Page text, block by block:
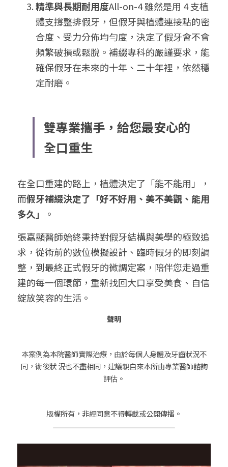
精準與長期耐用度All-on-4 雖然是用 4 支植
體支撐整排假牙，但假牙與植體連接點的密
合度、受力分佈均勻度，決定了假牙會不會
頻繁破損或鬆脫。補綴專科的嚴謹要求，能
確保假牙在未來的十年、二十年裡，依然穩
定耐磨。
雙專業攜手，給您最安心的
全口重生
在全口重建的路上，植體決定了「能不能用」，
而假牙補綴決定了「好不好用、美不美觀、能用
多久」
。
張嘉顯醫師始終秉持對假牙結構與美學的極致追
求，從術前的數位模擬設計、臨時假牙的即刻調
整，到最終正式假牙的微調定案，陪伴您走過重
建的每一個環節，重新找回大口享受美食、自信
綻放笑容的生活。
聲明
本案例為本院醫師實際治療，由於每個人身體及牙齒狀況不
同，術後狀 況也不盡相同，建議親自來本所由專業醫師諮詢
評估。
版權所有，非經同意不得轉載或公開傳播。